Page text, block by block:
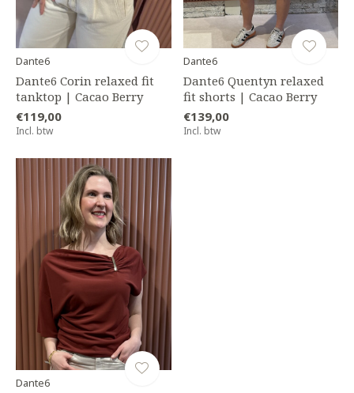
Dante6
Dante6 Corin relaxed fit
tanktop | Cacao Berry
€119,00
Incl. btw
Dante6
Dante6 Quentyn relaxed
fit shorts | Cacao Berry
€139,00
Incl. btw
Dante6